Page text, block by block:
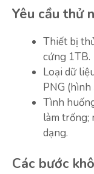
Yêu cầu thử
Thiết bị
cứng 1TB.
Loại dữ
PNG (hình
Tình
làm trống;
dạng.
Các bước